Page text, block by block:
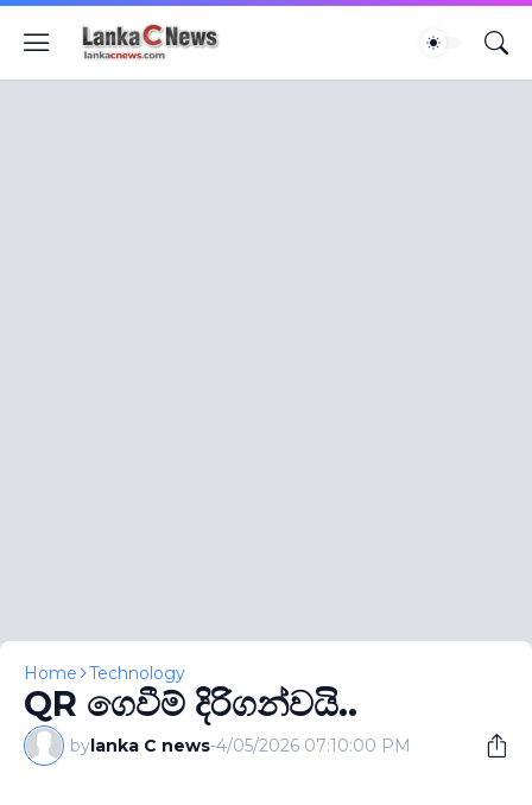
Home Technology
QR ගෙවීම් දිරිගන්වයි..
bylanka C news-4/05/2026 07:10:00 PM